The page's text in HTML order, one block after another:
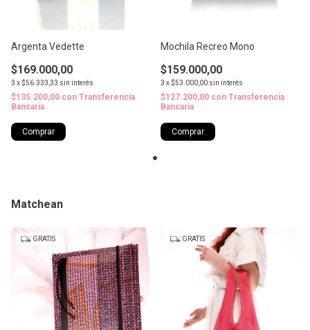
Argenta Vedette
$169.000,00
3 x$56.333,33 sin interés
$135.200,00 con Transferencia
Bancaria
Mochila Recreo Mono
$159.000,00
3 x$53.000,00 sin interés
$127.200,00 con Transferencia
Bancaria
Comprar
Matchean
GRATIS GRATIS